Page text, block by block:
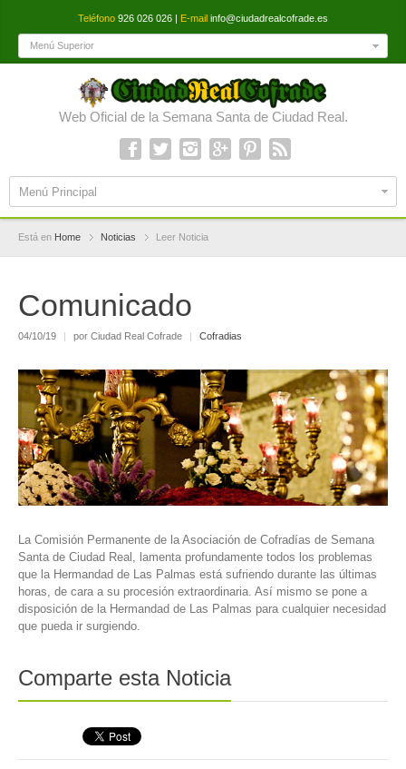
Teléfono 926 026 026 | E-mail info@ciudadrealcofrade.es
Menú Superior
Web Oficial de la Semana Santa de Ciudad Real.
Menú Principal
Está en Home Noticias Leer Noticia
Comunicado
04/10/19 | por Ciudad Real Cofrade | Cofradias
La Comisión Permanente de la Asociación de Cofradías de Semana
Santa de Ciudad Real, lamenta profundamente todos los problemas
que la Hermandad de Las Palmas está sufriendo durante las últimas
horas, de cara a su procesión extraordinaria. Así mismo se pone a
disposición de la Hermandad de Las Palmas para cualquier necesidad
que pueda ir surgiendo.
Comparte esta Noticia